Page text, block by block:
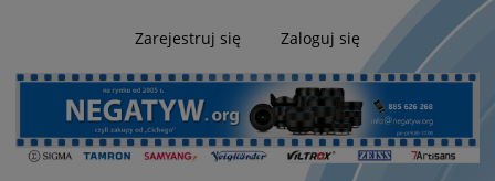
Zarejestruj się Zaloguj się